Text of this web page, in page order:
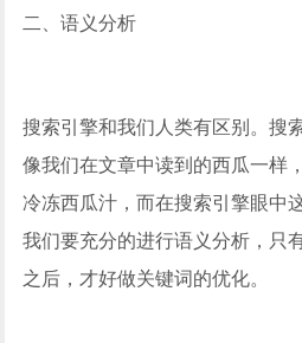
二、语义分析
搜索引擎和我们人类有区别。搜
像我们在文章中读到的西瓜一样
冷冻西瓜汁，而在搜索引擎眼中
我们要充分的进行语义分析，只
之后，才好做关键词的优化。